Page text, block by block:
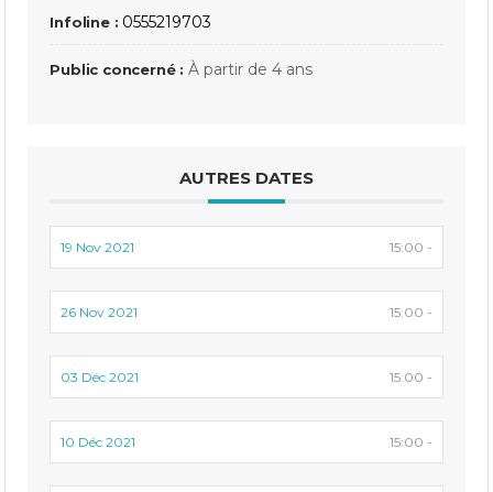
Infoline : 0555219703
Public concerné : À partir de 4 ans
AUTRES DATES
19 Nov 2021 15:00 -
26 Nov 2021 15:00 -
03 Déc 2021 15:00 -
10 Déc 2021 15:00 -